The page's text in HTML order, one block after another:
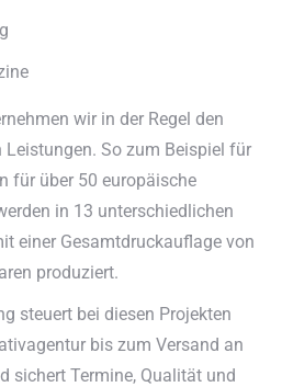
wir in der Regel den
So zum Beispiel für
für über 50 europäische
in 13 unterschiedlichen
einer Gesamtdruckauflage von
produziert.
steuert bei diesen Projekten
bis zum Versand an
sichert Termine, Qualität und